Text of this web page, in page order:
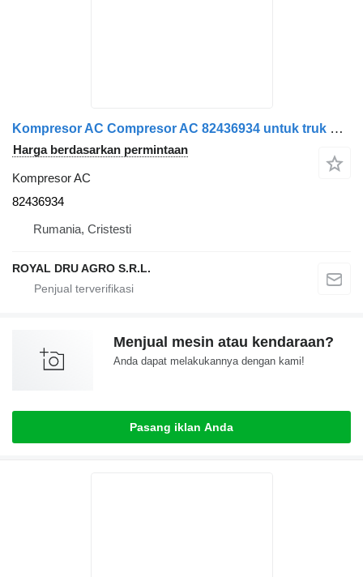
Kompresor AC Compresor AC 82436934 untuk truk Volvo – Piese Auto Recondiționate
Harga berdasarkan permintaan
Kompresor AC
82436934
Rumania, Cristesti
ROYAL DRU AGRO S.R.L.
Menjual mesin atau kendaraan?
Anda dapat melakukannya dengan kami!
Pasang iklan Anda